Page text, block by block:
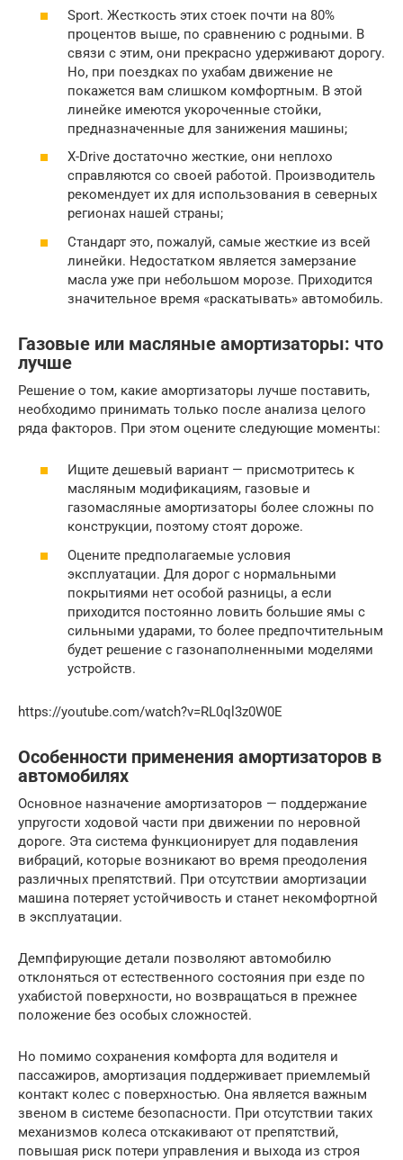
Sport. Жесткость этих стоек почти на 80%
процентов выше, по сравнению с родными. В
связи с этим, они прекрасно удерживают дорогу.
Но, при поездках по ухабам движение не
покажется вам слишком комфортным. В этой
линейке имеются укороченные стойки,
предназначенные для занижения машины;
X-Drive достаточно жесткие, они неплохо
справляются со своей работой. Производитель
рекомендует их для использования в северных
регионах нашей страны;
Стандарт это, пожалуй, самые жесткие из всей
линейки. Недостатком является замерзание
масла уже при небольшом морозе. Приходится
значительное время «раскатывать» автомобиль.
Газовые или масляные амортизаторы: что
лучше
Решение о том, какие амортизаторы лучше поставить,
необходимо принимать только после анализа целого
ряда факторов. При этом оцените следующие моменты:
Ищите дешевый вариант — присмотритесь к
масляным модификациям, газовые и
газомасляные амортизаторы более сложны по
конструкции, поэтому стоят дороже.
Оцените предполагаемые условия
эксплуатации. Для дорог с нормальными
покрытиями нет особой разницы, а если
приходится постоянно ловить большие ямы с
сильными ударами, то более предпочтительным
будет решение с газонаполненными моделями
устройств.
https://youtube.com/watch?v=RL0ql3z0W0E
Особенности применения амортизаторов в
автомобилях
Основное назначение амортизаторов — поддержание
упругости ходовой части при движении по неровной
дороге. Эта система функционирует для подавления
вибраций, которые возникают во время преодоления
различных препятствий. При отсутствии амортизации
машина потеряет устойчивость и станет некомфортной
в эксплуатации.
Демпфирующие детали позволяют автомобилю
отклоняться от естественного состояния при езде по
ухабистой поверхности, но возвращаться в прежнее
положение без особых сложностей.
Но помимо сохранения комфорта для водителя и
пассажиров, амортизация поддерживает приемлемый
контакт колес с поверхностью. Она является важным
звеном в системе безопасности. При отсутствии таких
механизмов колеса отскакивают от препятствий,
повышая риск потери управления и выхода из строя